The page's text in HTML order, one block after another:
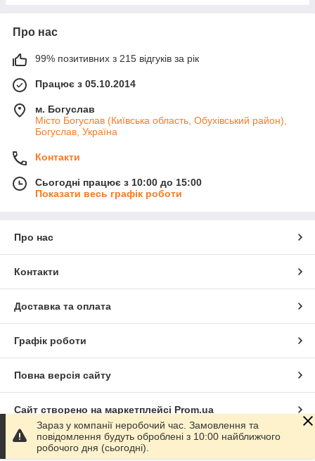
Про нас
99% позитивних з 215 відгуків за рік
Працює з 05.10.2014
м. Богуслав
Місто Богуслав (Київська область, Обухівський район),
Богуслав, Україна
Контакти
Сьогодні працює з 10:00 до 15:00
Показати весь графік роботи
Про нас
Контакти
Доставка та оплата
Графік роботи
Повна версія сайту
Сайт створено на маркетплейсі Prom.ua
Політика конфіденційності
Зараз у компанії неробочий час. Замовлення та
повідомлення будуть оброблені з 10:00 найближчого
робочого дня (сьогодні).